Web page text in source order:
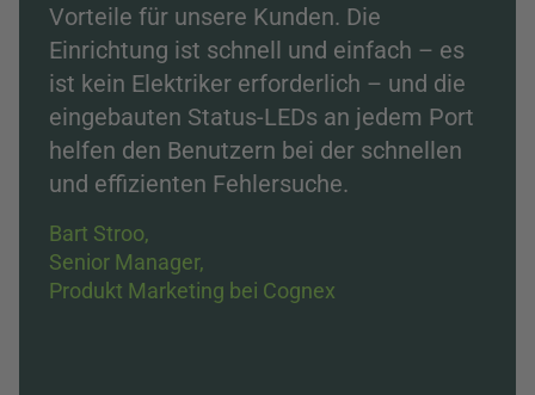
Vorteile für unsere Kunden. Die
Einrichtung ist schnell und einfach – es
ist kein Elektriker erforderlich – und die
eingebauten Status-LEDs an jedem Port
helfen den Benutzern bei der schnellen
und effizienten Fehlersuche.
Bart Stroo,
Senior Manager,
Produkt Marketing bei Cognex